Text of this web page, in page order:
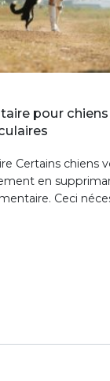
pour
Certains chiens
en
Ceci